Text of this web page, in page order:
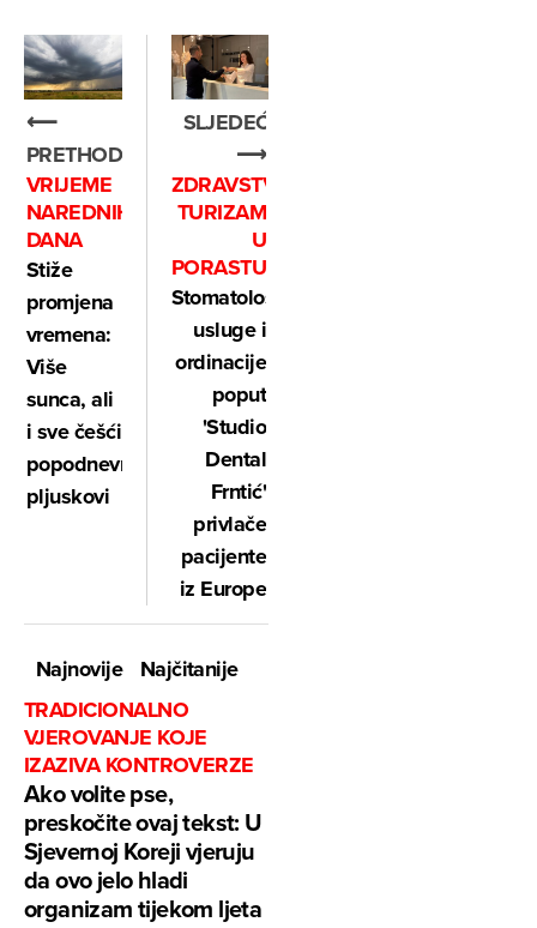
⟵
PRETHODNO
VRIJEME
NAREDNIH
DANA
Stiže
promjena
vremena:
Više
sunca, ali
i sve češći
popodnevni
pljuskovi
SLJEDEĆE
⟶
ZDRAVSTVENI
TURIZAM
U
PORASTU
Stomatološke
usluge i
ordinacije
poput
'Studio
Dental
Frntić'
privlače
pacijente
iz Europe
Najnovije
Najčitanije
TRADICIONALNO
VJEROVANJE KOJE
IZAZIVA KONTROVERZE
Ako volite pse,
preskočite ovaj tekst: U
Sjevernoj Koreji vjeruju
da ovo jelo hladi
organizam tijekom ljeta